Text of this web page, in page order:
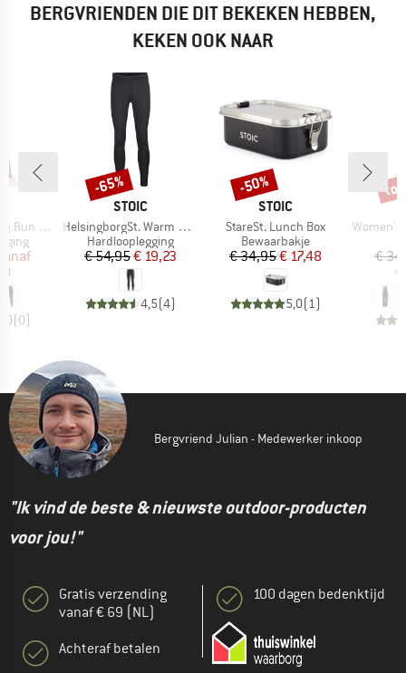
BERGVRIENDEN DIE DIT BEKEKEN HEBBEN,
KEKEN OOK NAAR
25''
prijs
(0)
MERK
STOIC
Artikel
HelsingborgSt. Warm Performance Tights
Productgroep
Hardlooplegging
Prijs
€ 54,95Verlaagde prijs
€ 19,23
4,5(4)
Korting
-65%
MERK
STOIC
Artikel
StareSt. Lunch Box
Productgroep
Bewaarbakje
Prijs
€ 34,95Verlaagde prijs
€ 17,48
5,0( 1)
Korting
-50%
Artikel
Women's
€
€
tot
Bergvriend Julian - Medewerker inkoop
"Ik vind de beste & nieuwste outdoor-producten
voor jou!"
Gratis verzending
vanaf € 69 (NL)
Achteraf betalen
100 dagen bedenktijd